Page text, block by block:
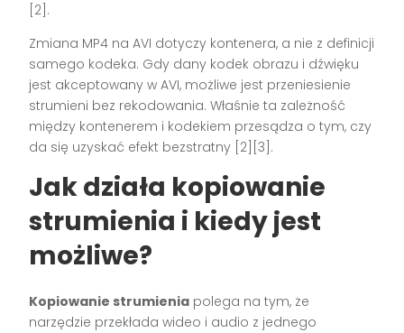
[2].
Zmiana MP4 na AVI dotyczy kontenera, a nie z definicji
samego kodeka. Gdy dany kodek obrazu i dźwięku
jest akceptowany w AVI, możliwe jest przeniesienie
strumieni bez rekodowania. Właśnie ta zależność
między kontenerem i kodekiem przesądza o tym, czy
da się uzyskać efekt bezstratny [2][3].
Jak działa kopiowanie
strumienia i kiedy jest
możliwe?
Kopiowanie strumienia polega na tym, że
narzędzie przekłada wideo i audio z jednego